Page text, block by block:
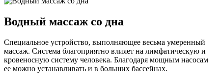
Водный массаж со дна
Специальное устройство, выполняющее весьма умеренный
массаж. Система благоприятно влияет на лимфатическую и
кровеносную систему человека. Благодаря мощным насосам
ее можно устанавливать и в больших бассейнах.